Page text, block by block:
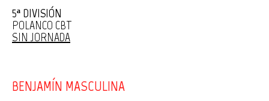
5ª DIVISIÓN
POLANCO CBT
SIN JORNADA
BENJAMÍN MASCULINA